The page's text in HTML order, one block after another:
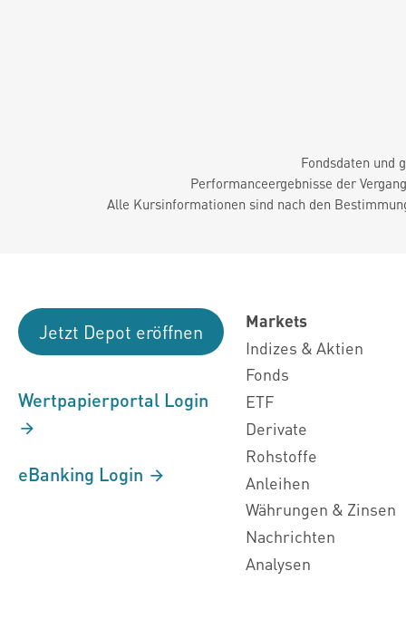
Fondsdaten und
Performanceergebnisse der
Alle Kursinformationen sind nach den
Jetzt Depot eröffnen
Wertpapierportal Login
eBanking Login
Markets
Indizes & Aktien
Fonds
ETF
Derivate
Rohstoffe
Anleihen
Währungen & Zinsen
Nachrichten
Analysen